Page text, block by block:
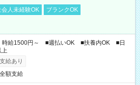
会人未経験OK
ブランクOK
時給1500円～ ■週払いOK ■扶養内OK ■日
上
給あり
額支給